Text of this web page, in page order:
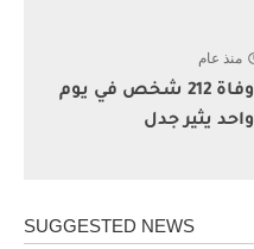
منذ عام
وفاة 212 شخص في يوم
واحد يثير جدل